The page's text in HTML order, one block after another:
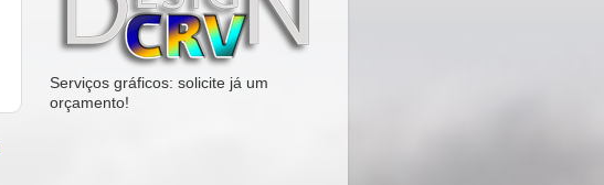
Serviços gráficos: solicite já um
orçamento!